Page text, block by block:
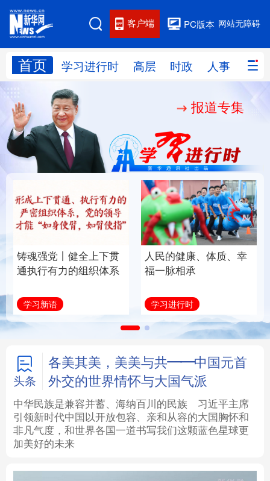
网站无障碍
PC版本
客户端
首页 学习进行时 高层 时政 人事 国际
网站地图
学习进行时 人事
国际 财经 网评
思客智库 全球连线 教育
科技 科创 量子 体育
文化 书画 健康 军事
访谈 视频 图片 政务
信息化 数字经济
学术中国 乡村振兴 银龄 溯源中国
城市 旅游 能源
彩票 娱乐 时尚 悦读
公益
报道专集
铸魂强党丨健全上下贯
通执行有力的组织体系
学习新语
人民的健康、体质、幸
福一脉相承
学习进行时
头条
各美其美，美美与共——中国元首
外交的世界情怀与大国气派
中华民族是兼容并蓄、海纳百川的民族
习近平主席
引领新时代中国以开放包容、亲和从容的大国胸怀和
非凡气度，和世界各国一道书写我们这颗蓝色星球更
加美好的未来